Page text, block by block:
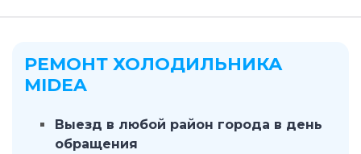
РЕМОНТ ХОЛОДИЛЬНИКА
MIDEA
Выезд в любой район города в день
обращения